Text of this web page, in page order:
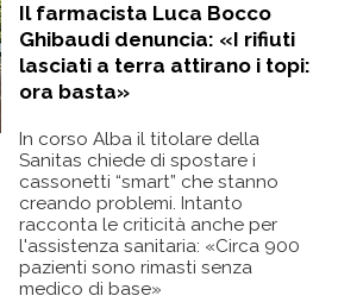
Il farmacista Luca Bocco
Ghibaudi denuncia: «I rifiuti
lasciati a terra attirano i topi:
ora basta»
In corso Alba il titolare della
Sanitas chiede di spostare i
cassonetti “smart” che stanno
creando problemi. Intanto
racconta le criticità anche per
l'assistenza sanitaria: «Circa 900
pazienti sono rimasti senza
medico di base»